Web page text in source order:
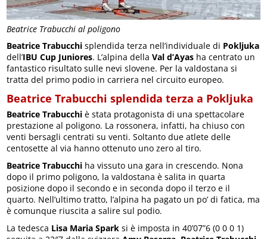
Beatrice Trabucchi al poligono
Beatrice Trabucchi splendida terza nell’individuale di Pokljuka
dell’IBU Cup Juniores. L’alpina dellaVal d’Ayas ha centrato un
fantastico risultato sulle nevi slovene. Per la valdostana si
tratta del primo podio in carriera nel circuito europeo.
Beatrice Trabucchi splendida terza a Pokljuka
Beatrice Trabucchi è stata protagonista di una spettacolare
prestazione al poligono. La rossonera, infatti, ha chiuso con
venti bersagli centrati su venti. Soltanto due atlete delle
centosette al via hanno ottenuto uno zero al tiro.
Beatrice Trabucchi ha vissuto una gara in crescendo. Nona
dopo il primo poligono, la valdostana è salita in quarta
posizione dopo il secondo e in seconda dopo il terzo e il
quarto. Nell’ultimo tratto, l’alpina ha pagato un po’ di fatica, ma
è comunque riuscita a salire sul podio.
La tedesca Lisa Maria Spark si è imposta in 40’07”6 (0 0 0 1)